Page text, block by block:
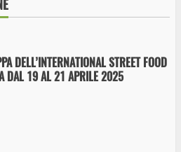
DELL’INTERNATIONAL STREET FOOD
DAL 19 AL 21 APRILE 2025